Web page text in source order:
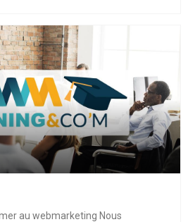
au webmarketing Nous